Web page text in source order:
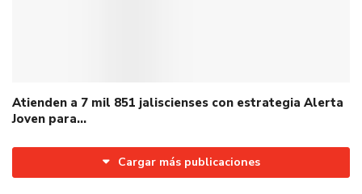
Atienden a 7 mil 851 jaliscienses con estrategia Alerta
Joven para…
Cargar más publicaciones